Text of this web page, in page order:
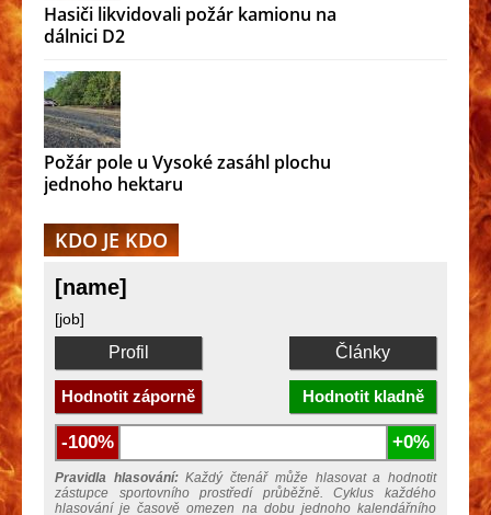
Hasiči likvidovali požár kamionu na
dálnici D2
Požár pole u Vysoké zasáhl plochu
jednoho hektaru
KDO JE KDO
[name]
[job]
Profil Články
Hodnotit záporně Hodnotit kladně
-100% +0%
Pravidla hlasování:Každý čtenář může hlasovat a hodnotit
zástupce sportovního prostředí průběžně. Cyklus každého
hlasování je časově omezen na dobu jednoho kalendářního